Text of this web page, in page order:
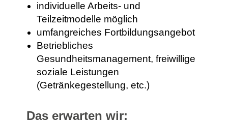
individuelle Arbeits- und
Teilzeitmodelle möglich
umfangreiches Fortbildungsangebot
Betriebliches
Gesundheitsmanagement, freiwillige
soziale Leistungen
(Getränkegestellung, etc.)
Das erwarten wir: